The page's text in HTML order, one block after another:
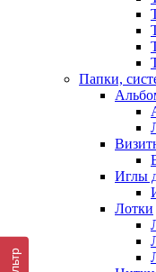
Папки,
Иглы
Лотки